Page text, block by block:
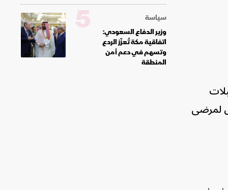
لمرضى
سياسة
وزير الدفاع السعودي:
اتفاقية مكة تُعزّز الردع
وتسهم في دعم أمن
المنطقة
5